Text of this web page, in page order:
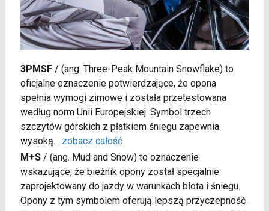
3PMSF/ (ang. Three-Peak Mountain Snowflake) to
oficjalne oznaczenie potwierdzające, że opona
spełnia wymogi zimowe i została przetestowana
według norm Unii Europejskiej. Symbol trzech
szczytów górskich z płatkiem śniegu zapewnia
wysoką... zobacz całość
M+S/ (ang. Mud and Snow) to oznaczenie
wskazujące, że bieżnik opony został specjalnie
zaprojektowany do jazdy w warunkach błota i śniegu.
Opony z tym symbolem oferują lepszą przyczepność